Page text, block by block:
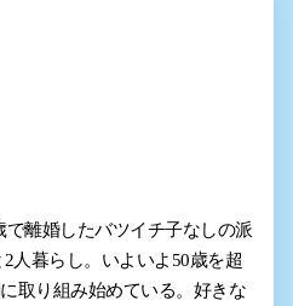
で離婚したバツイチ子なしの派
人暮らし。いよいよ50歳を超
取り組み始めている。好きな